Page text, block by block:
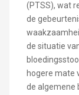
(PTSS), wat
de
de situatie
hogere mate
de algemene